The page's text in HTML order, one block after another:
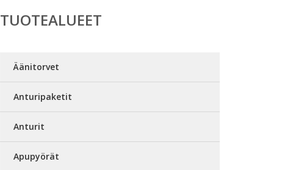
TUOTEALUEET
Äänitorvet
Anturipaketit
Anturit
Apupyörät